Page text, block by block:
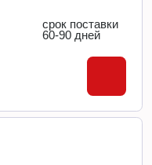
срок поставки
60-90 дней